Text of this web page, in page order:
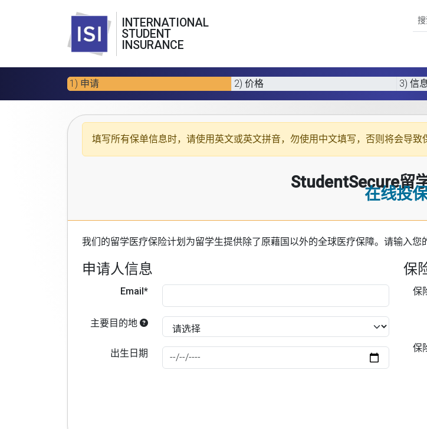
INTERNATIONAL
STUDENT
INSURANCE
1) 申请 2) 价格 3) 信
填写所有保单信息时，请使用 英文或英文拼音，勿使用中文填写，否则将会导致
StudentSecure留
在线投
我们的留学医疗保险计划 为留学生提供除了原藉国以外的全球医疗保障。请输入您
申请人信息
Email*
主要目的地
出生日期
保
保
保